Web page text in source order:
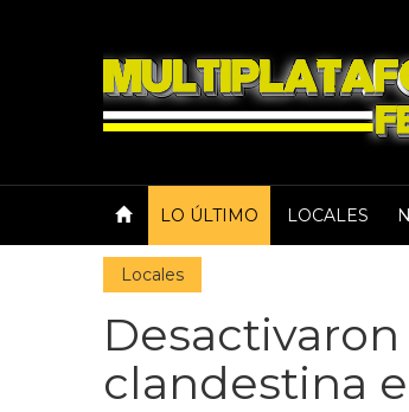
LO ÚLTIMO LOCALES
Locales
clandestina